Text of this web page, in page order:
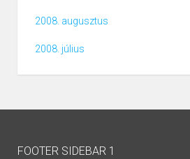
2008. augusztus
2008. július
FOOTER SIDEBAR 1